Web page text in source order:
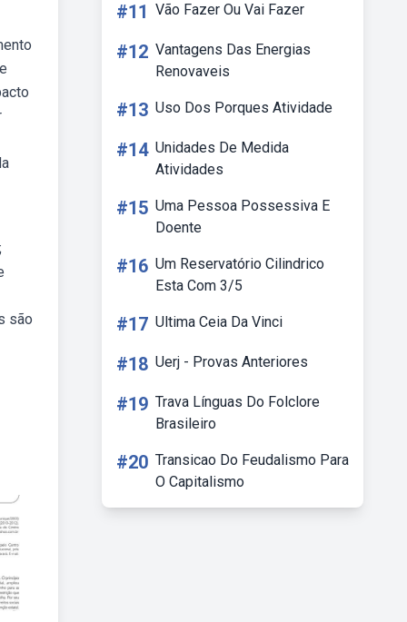
são
#11 Vão Fazer Ou Vai Fazer
#12 Vantagens Das Energias
Renovaveis
#13 Uso Dos Porques Atividade
#14 Unidades De Medida
Atividades
#15 Uma Pessoa Possessiva E
Doente
#16 Um Reservatório Cilindrico
Esta Com 3/5
#17 Ultima Ceia Da Vinci
#18 Uerj - Provas Anteriores
#19 Trava Línguas Do Folclore
Brasileiro
#20 Transicao Do Feudalismo Para
O Capitalismo